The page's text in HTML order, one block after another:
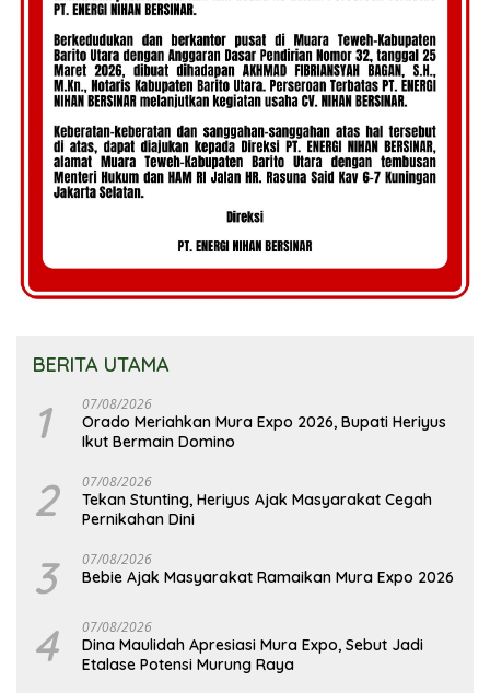
BERITA UTAMA
1 07/08/2026
Orado Meriahkan Mura Expo 2026, Bupati Heriyus
Ikut Bermain Domino
2 07/08/2026
Tekan Stunting, Heriyus Ajak Masyarakat Cegah
Pernikahan Dini
3 07/08/2026
Bebie Ajak Masyarakat Ramaikan Mura Expo 2026
4 07/08/2026
Dina Maulidah Apresiasi Mura Expo, Sebut Jadi
Etalase Potensi Murung Raya